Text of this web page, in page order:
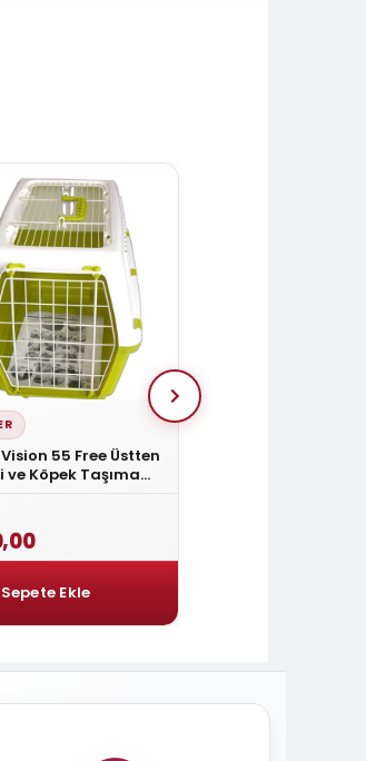
55 Free Üstten
ve Köpek Taşıma